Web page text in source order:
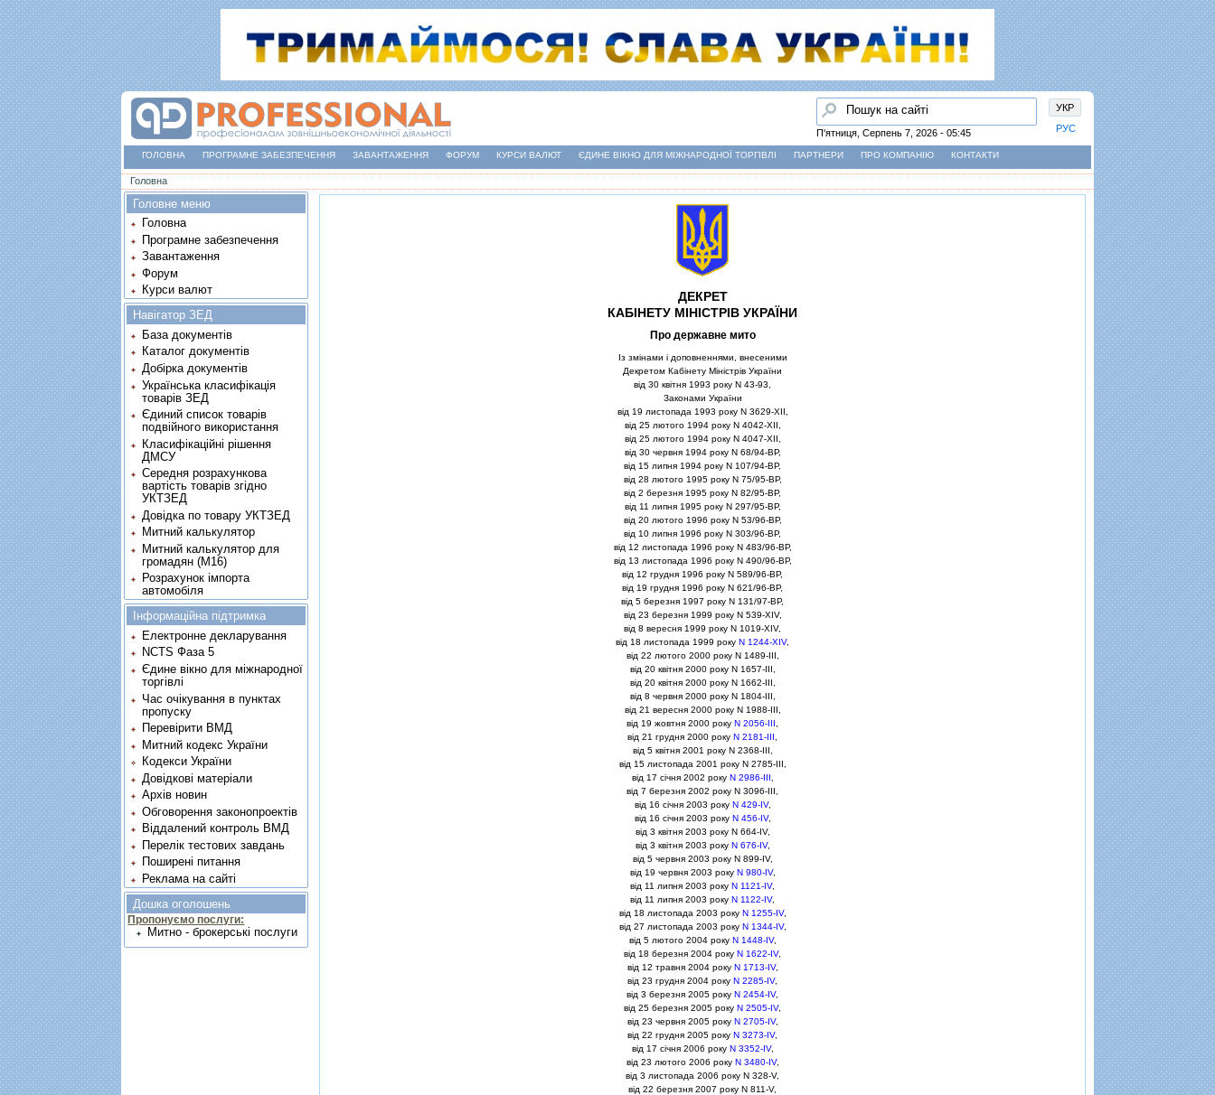
УКР
РУС
Пошук
П'ятниця, Серпень 7, 2026 - 05:45
ГОЛОВНА ПРОГРАМНЕ ЗАБЕЗПЕЧЕННЯ ЗАВАНТАЖЕННЯ ФОРУМ КУРСИ ВАЛЮТ ЄДИНЕ ВІКНО ДЛЯ МІЖНАРОДНОЇ ТОРГІВЛІ ПАРТНЕРИ ПРО КОМПАНІЮ КОНТАКТИ
Ви є тут
Головна
ДЕКРЕТ
КАБIНЕТУ МIНIСТРIВ УКРАЇНИ
Про державне мито
Iз змiнами i доповненнями, внесеними
Декретом Кабiнету Мiнiстрiв України
вiд 30 квiтня 1993 року N 43-93,
Законами України
вiд 19 листопада 1993 року N 3629-XII,
вiд 25 лютого 1994 року N 4042-XII,
вiд 25 лютого 1994 року N 4047-XII,
вiд 30 червня 1994 року N 68/94-ВР,
вiд 15 липня 1994 року N 107/94-ВР,
вiд 28 лютого 1995 року N 75/95-ВР,
вiд 2 березня 1995 року N 82/95-ВР,
вiд 11 липня 1995 року N 297/95-ВР,
вiд 20 лютого 1996 року N 53/96-ВР,
вiд 10 липня 1996 року N 303/96-ВР,
вiд 12 листопада 1996 року N 483/96-ВР,
вiд 13 листопада 1996 року N 490/96-ВР,
вiд 12 грудня 1996 року N 589/96-ВР,
вiд 19 грудня 1996 року N 621/96-ВР,
вiд 5 березня 1997 року N 131/97-ВР,
вiд 23 березня 1999 року N 539-XIV,
вiд 8 вересня 1999 року N 1019-XIV,
вiд 18 листопада 1999 року N 1244-XIV,
вiд 22 лютого 2000 року N 1489-III,
вiд 20 квiтня 2000 року N 1657-III,
вiд 20 квiтня 2000 року N 1662-III,
вiд 8 червня 2000 року N 1804-III,
вiд 21 вересня 2000 року N 1988-III,
вiд 19 жовтня 2000 року N 2056-III
вiд 21 грудня 2000 року N 2181-III
вiд 5 квiтня 2001 року N 2368-III,
вiд 15 листопада 2001 року N 2785-III,
вiд 17 сiчня 2002 року N 2986-III
вiд 7 березня 2002 року N 3096-III,
вiд 16 сiчня 2003 року N 429-IV,
вiд 16 сiчня 2003 року N 456-IV,
вiд 3 квiтня 2003 року N 664-IV,
вiд 3 квiтня 2003 року N 676-IV,
вiд 5 червня 2003 року N 899-IV,
вiд 19 червня 2003 року N 980-IV,
вiд 11 липня 2003 року N 1121-IV,
вiд 11 липня 2003 року N 1122-IV,
вiд 18 листопада 2003 року N 1255-IV,
вiд 27 листопада 2003 року N 1344-IV,
вiд 5 лютого 2004 року N 1448-IV,
вiд 18 березня 2004 року N 1622-IV,
вiд 12 травня 2004 року N 1713-IV,
вiд 23 грудня 2004 року N 2285-IV,
вiд 3 березня 2005 року N 2454-IV,
вiд 25 березня 2005 року N 2505-IV,
вiд 23 червня 2005 року N 2705-IV,
вiд 22 грудня 2005 року N 3273-IV,
вiд 17 сiчня 2006 року N 3352-IV,
вiд 23 лютого 2006 року N 3480-IV,
вiд 3 листопада 2006 року N 328-V,
вiд 22 березня 2007 року N 811-V,
Головне меню
Головна
Програмне забезпечення
Завантаження
Форум
Курси валют
Навігатор ЗЕД
База документів
Каталог документів
Добірка документів
Українська класифікація
товарів ЗЕД
Єдиний список товарів
подвійного використання
Класифікаційні рішення
ДМСУ
Середня розрахункова
вартість товарів згідно
УКТЗЕД
Довідка по товару УКТЗЕД
Митний калькулятор
Митний калькулятор для
громадян (М16)
Розрахунок імпорта
автомобіля
Інформаційна підтримка
Електронне декларування
NCTS Фаза 5
Єдине вікно для міжнародної
торгівлі
Час очікування в пунктах
пропуску
Перевірити ВМД
Митний кодекс України
Кодекси України
Довідкові матеріали
Архів новин
Обговорення законопроектів
Віддалений контроль ВМД
Перелік тестових завдань
Поширені питання
Реклама на сайті
Дошка оголошень
Пропонуємо послуги:
Митно - брокерські послуги